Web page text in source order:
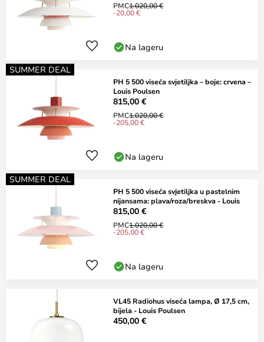
PMC1.020,00 €
-20,00 €
Na lageru
SUMMER DEAL
PH 5 500 viseća svjetiljka – boje: crvena –
Louis Poulsen
815,00 €
PMC1.020,00 €
-205,00 €
Na lageru
SUMMER DEAL
PH 5 500 viseća svjetiljka u pastelnim
nijansama: plava/roza/breskva - Louis
815,00 €
PMC1.020,00 €
-205,00 €
Na lageru
VL45 Radiohus viseća lampa, Ø 17,5 cm,
bijela - Louis Poulsen
450,00 €